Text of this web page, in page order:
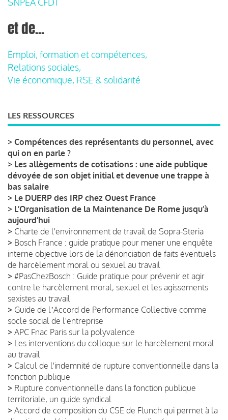
et de...
Emploi, formation et compétences,
Relations sociales,
Vie économique, RSE & solidarité
LES RESSOURCES
> Compétences des représentants du personnel, avec
qui on en parle ?
> Les allègements de cotisations : une aide publique
dévoyée de son objet initial et devenue une trappe à
bas salaire
> Le DUERP des IRP chez Ouest France
> L’Organisation de la Maintenance De Rome jusqu’à
aujourd’hui
> Charte de l'environnement de travail de Sopra-Steria
> Bosch France : guide pratique pour mener une enquête
interne objective lors de la dénonciation de faits éventuels
de harcèlement moral ou sexuel au travail
> #PasChezBosch : Guide pratique pour prévenir et agir
contre le harcèlement moral, sexuel et les agissements
sexistes au travail
> Guide de lʼAccord de Performance Collective comme
socle social de l'entreprise
> APC Fnac Paris sur la polyvalence
> Les interventions du colloque sur le harcèlement moral
au travail
> Calcul de l'indemnité de rupture conventionnelle dans la
fonction publique
> Rupture conventionnelle dans la fonction publique
territoriale, un guide syndical
> Accord de composition du CSE de Flunch qui permet à la